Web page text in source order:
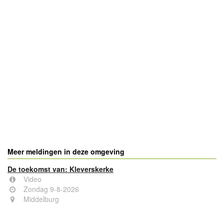
Meer meldingen in deze omgeving
De toekomst van: Kleverskerke
Video
Zondag 9-8-2026
Middelburg